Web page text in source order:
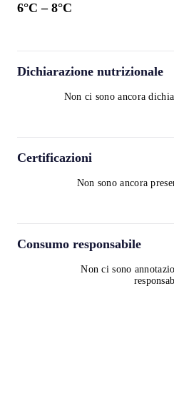
6°C – 8°C
Dichiarazione nutrizionale
Non ci sono ancora
Certificazioni
Non sono ancora
Consumo responsabile
Non ci sono